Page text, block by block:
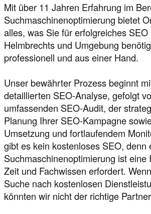
Mit über 11 Jahren Erfahrung im
Suchmaschinenoptimierung bietet
alles, was Sie für erfolgreiches SEO
Helmbrechts und Umgebung
professionell und aus einer Hand.
Unser bewährter Prozess beginnt
detaillierten SEO-Analyse, gefolgt
umfassenden SEO-Audit, der
Planung Ihrer SEO-Kampagne
Umsetzung und fortlaufendem
gibt es kein kostenloses SEO, denn
Suchmaschinenoptimierung ist eine
Zeit und Fachwissen erfordert.
Suche nach kostenlosen
könnten wir nicht der richtige